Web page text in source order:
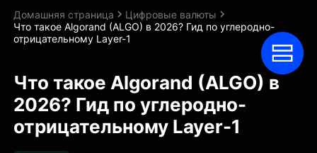
Домашняя страница
Цифровые валюты
Что такое Algorand (ALGO) в 2026? Гид по углеродно-
отрицательному Layer-1
Что такое Algorand (ALGO) в
2026? Гид по углеродно-
отрицательному Layer-1